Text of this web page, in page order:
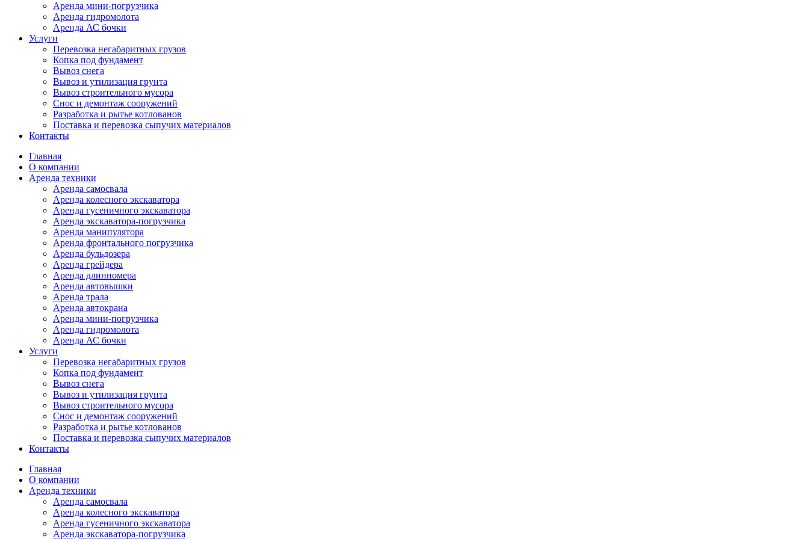
Аренда мини-погрузчика
Аренда гидромолота
Аренда АС бочки
Услуги
Перевозка негабаритных грузов
Копка под фундамент
Вывоз снега
Вывоз и утилизация грунта
Вывоз строительного мусора
Снос и демонтаж сооружений
Разработка и рытье котлованов
Поставка и перевозка сыпучих материалов
Контакты
Главная
О компании
Аренда техники
Аренда самосвала
Аренда колесного экскаватора
Аренда гусеничного экскаватора
Аренда экскаватора-погрузчика
Аренда манипулятора
Аренда фронтального погрузчика
Аренда бульдозера
Аренда грейдера
Аренда длинномера
Аренда автовышки
Аренда трала
Аренда автокрана
Аренда мини-погрузчика
Аренда гидромолота
Аренда АС бочки
Услуги
Перевозка негабаритных грузов
Копка под фундамент
Вывоз снега
Вывоз и утилизация грунта
Вывоз строительного мусора
Снос и демонтаж сооружений
Разработка и рытье котлованов
Поставка и перевозка сыпучих материалов
Контакты
Главная
О компании
Аренда техники
Аренда самосвала
Аренда колесного экскаватора
Аренда гусеничного экскаватора
Аренда экскаватора-погрузчика